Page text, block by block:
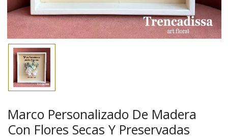
Marco Personalizado De Madera
Con Flores Secas Y Preservadas